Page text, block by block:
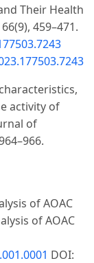
Their Health
459–471.
activity of
of
of AOAC
of AOAC
DOI: